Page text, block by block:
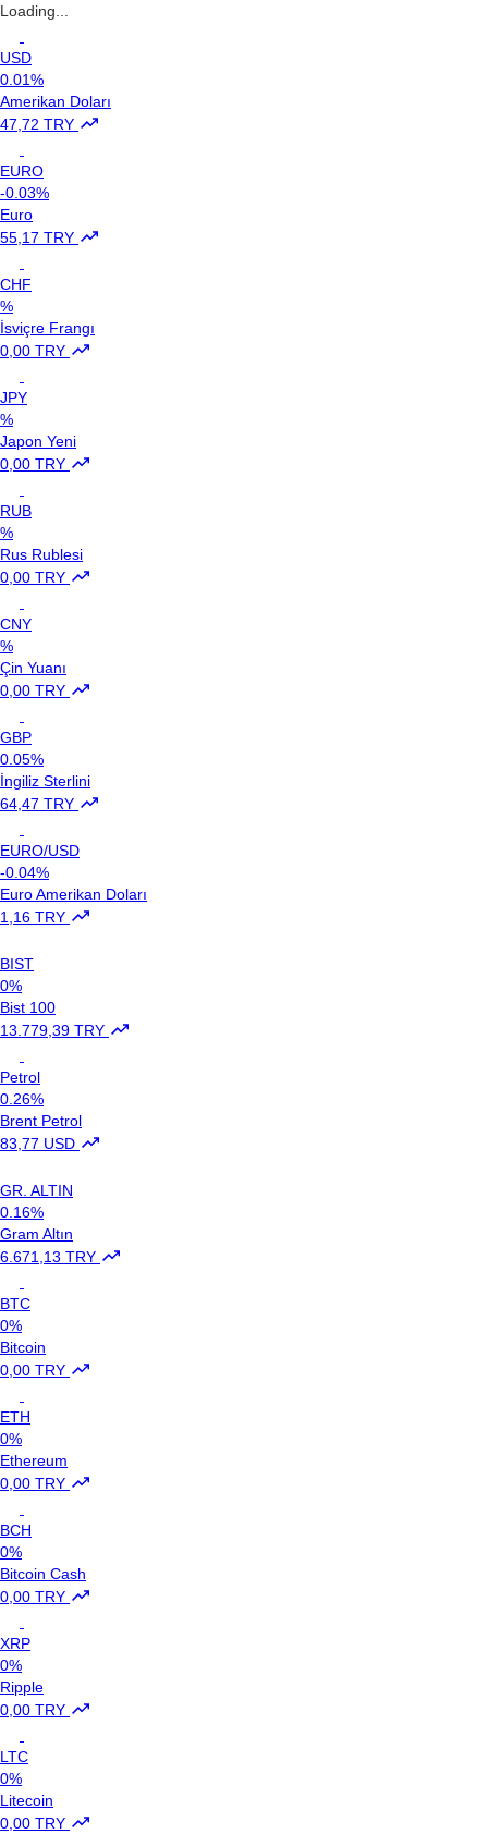
Loading...
USD
0.01%
Amerikan Doları
47,72 TRY
EURO
-0.03%
Euro
55,17 TRY
CHF
%
İsviçre Frangı
0,00 TRY
JPY
%
Japon Yeni
0,00 TRY
RUB
%
Rus Rublesi
0,00 TRY
CNY
%
Çin Yuanı
0,00 TRY
GBP
0.05%
İngiliz Sterlini
64,47 TRY
EURO/USD
-0.04%
Euro Amerikan Doları
1,16 TRY
BIST
0%
Bist 100
13.779,39 TRY
Petrol
0.26%
Brent Petrol
83,77 USD
GR. ALTIN
0.16%
Gram Altın
6.671,13 TRY
BTC
0%
Bitcoin
0,00 TRY
ETH
0%
Ethereum
0,00 TRY
BCH
0%
Bitcoin Cash
0,00 TRY
XRP
0%
Ripple
0,00 TRY
LTC
0%
Litecoin
0,00 TRY